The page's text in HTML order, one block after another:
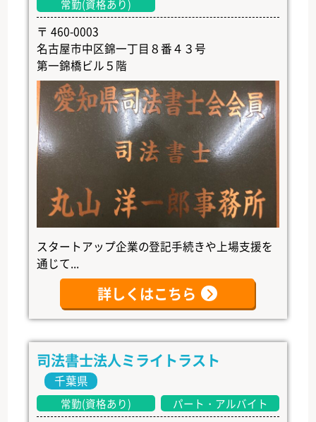
常勤(資格あり)
〒 460-0003
名古屋市中区錦一丁目８番４３号
第一錦橋ビル５階
スタートアップ企業の登記手続きや上場支援を
通じて...
詳しくはこちら
司法書士法人ミライトラスト
千葉県
常勤(資格あり) パート・アルバイト